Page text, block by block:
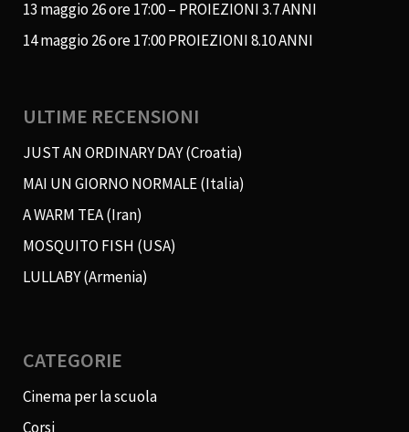
13 maggio 26 ore 17:00 – PROIEZIONI 3.7 ANNI
14 maggio 26 ore 17:00 PROIEZIONI 8.10 ANNI
ULTIME RECENSIONI
JUST AN ORDINARY DAY (Croatia)
MAI UN GIORNO NORMALE (Italia)
A WARM TEA (Iran)
MOSQUITO FISH (USA)
LULLABY (Armenia)
CATEGORIE
Cinema per la scuola
Corsi